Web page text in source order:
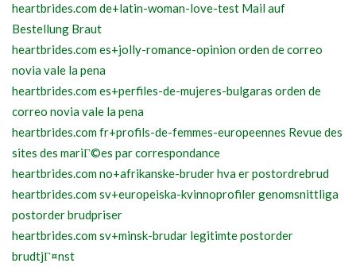
heartbrides.com de+latin-woman-love-test Mail auf
Bestellung Braut
heartbrides.com es+jolly-romance-opinion orden de correo
novia vale la pena
heartbrides.com es+perfiles-de-mujeres-bulgaras orden de
correo novia vale la pena
heartbrides.com fr+profils-de-femmes-europeennes Revue des
sites des mariГ©es par correspondance
heartbrides.com no+afrikanske-bruder hva er postordrebrud
heartbrides.com sv+europeiska-kvinnoprofiler genomsnittliga
postorder brudpriser
heartbrides.com sv+minsk-brudar legitimte postorder
brudtjГ¤nst